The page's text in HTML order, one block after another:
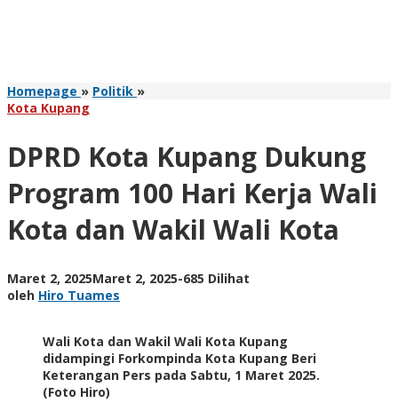
Homepage » Politik »DPRD
Program
Hari
Kerja
Wali
Kota
Wakil
Kota Kupang
DPRD Kota Kupang Dukung
Program 100 Hari Kerja Wali
Kota dan Wakil Wali Kota
Maret 2, 2025Maret 2, 2025oleh
-685 Dilihat
oleh Hiro Tuames
Wali Kota dan Wakil Wali Kota Kupang
didampingi Forkompinda Kota Kupang Beri
Keterangan Pers pada Sabtu, 1 Maret 2025.
(Foto Hiro)